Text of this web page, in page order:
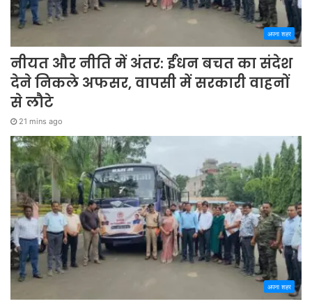
अपना शहर
नीयत और नीति में अंतर: ईंधन बचत का संदेश
देने निकले अफसर, वापसी में सरकारी वाहनों
से लौटे
21 mins ago
अपना शहर